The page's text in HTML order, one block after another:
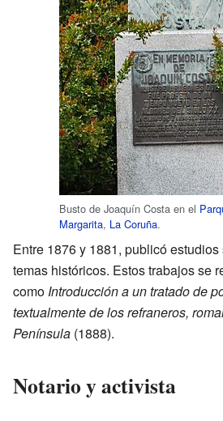
Busto de Joaquín Costa en el
Margarita, La Coruña.
Entre 1876 y 1881, publicó
temas históricos. Estos trabajos se
como Introducción a un tratado de
textualmente de los refraneros,
Península (1888).
Notario y activista